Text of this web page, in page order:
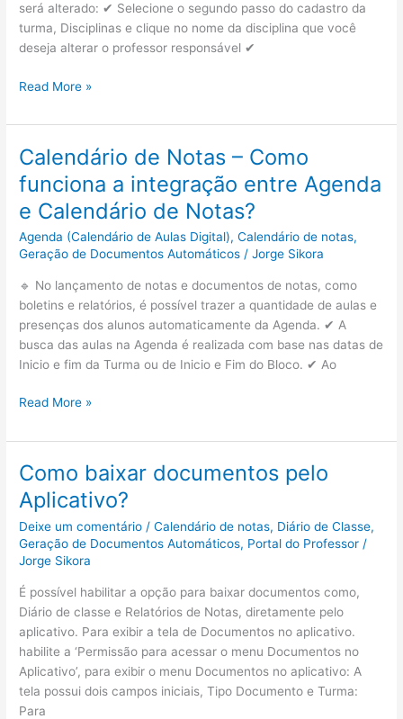
será alterado: ✔ Selecione o segundo passo do cadastro da
turma, Disciplinas e clique no nome da disciplina que você
deseja alterar o professor responsável ✔
Como
o
responsável
pelo
lançamento
de
notas
em
uma
disciplina?
Read More »
Calendário de Notas – Como
funciona a integração entre Agenda
e Calendário de Notas?
Agenda (Calendário de Aulas Digital),Calendário de notas,
Geração de Documentos Automáticos /Jorge Sikora
🔹 No lançamento de notas e documentos de notas, como
boletins e relatórios, é possível trazer a quantidade de aulas e
presenças dos alunos automaticamente da Agenda. ✔ A
busca das aulas na Agenda é realizada com base nas datas de
Inicio e fim da Turma ou de Inicio e Fim do Bloco. ✔ Ao
Calendário
Notas
Como
funciona
a
integração
entre
e
Calendário
de
Notas?
Read More »
Como baixar documentos pelo
Aplicativo?
Deixe um comentário /Calendário de notas, Diário de Classe,
Geração de Documentos Automáticos, Portal do Professor /
Jorge Sikora
É possível habilitar a opção para baixar documentos como,
Diário de classe e Relatórios de Notas, diretamente pelo
aplicativo. Para exibir a tela de Documentos no aplicativo.
habilite a ‘Permissão para acessar o menu Documentos no
Aplicativo’, para exibir o menu Documentos no aplicativo: A
tela possui dois campos iniciais, Tipo Documento e Turma:
Para